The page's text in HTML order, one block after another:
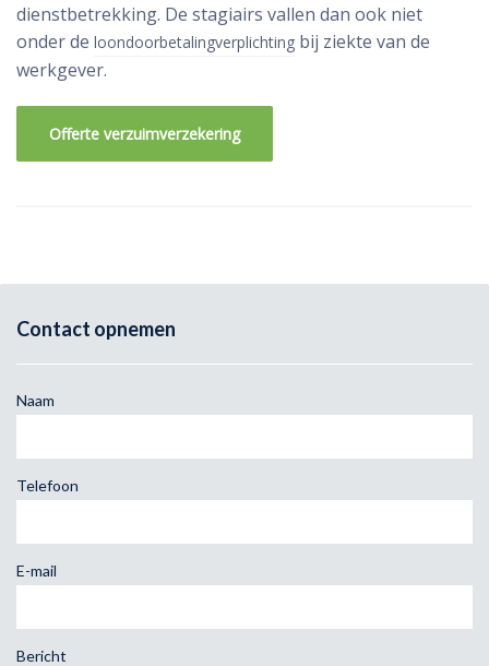
dienstbetrekking. De stagiairs vallen dan ook niet
onder de loondoorbetalingverplichting bij ziekte van de
werkgever.
Offerte verzuimverzekering
Contact opnemen
Naam
Telefoon
E-mail
Bericht